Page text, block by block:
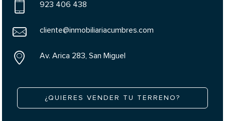
923 406 438
cliente@inmobiliariacumbres.com
Av. Arica 283, San Miguel
¿QUIERES VENDER TU TERRENO?